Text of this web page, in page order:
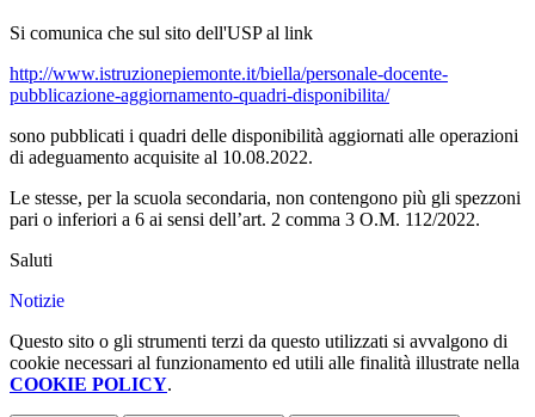
Si comunica che sul sito dell'USP al link
http://www.istruzionepiemonte.it/biella/personale-docente-
pubblicazione-aggiornamento-quadri-disponibilita/
sono pubblicati i quadri delle disponibilità aggiornati alle operazioni
di adeguamento acquisite al 10.08.2022.
Le stesse, per la scuola secondaria, non contengono più gli spezzoni
pari o inferiori a 6 ai sensi dell’art. 2 comma 3 O.M. 112/2022.
Saluti
Notizie
Questo sito o gli strumenti terzi da questo utilizzati si avvalgono di
cookie necessari al funzionamento ed utili alle finalità illustrate nella
COOKIE POLICY.